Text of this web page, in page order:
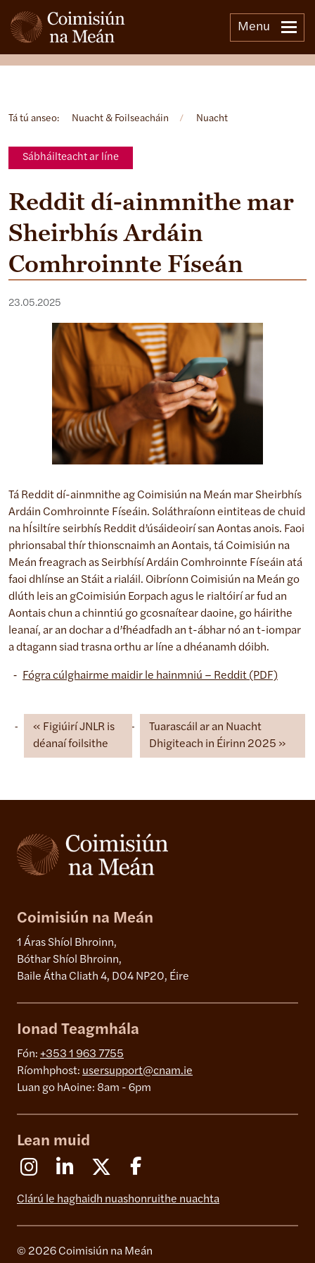
Menu
Tá tú anseo: Nuacht & Foilseacháin / Nuacht
Sábháilteacht ar líne
Reddit dí-ainmnithe mar
Sheirbhís Ardáin
Comhroinnte Físeán
23.05.2025
Tá Reddit dí-ainmnithe ag Coimisiún na Meán mar Sheirbhís
Ardáin Comhroinnte Físeáin. Soláthraíonn eintiteas de chuid
na hÍsiltíre seirbhís Reddit d’úsáideoirí san Aontas anois. Faoi
phrionsabal thír thionscnaimh an Aontais, tá Coimisiún na
Meán freagrach as Seirbhísí Ardáin Comhroinnte Físeáin atá
faoi dhlínse an Stáit a rialáil. Oibríonn Coimisiún na Meán go
dlúth leis an gCoimisiún Eorpach agus le rialtóirí ar fud an
Aontais chun a chinntiú go gcosnaítear daoine, go háirithe
leanaí, ar an dochar a d’fhéadfadh an t-ábhar nó an t-iompar
a dtagann siad trasna orthu ar líne a dhéanamh dóibh.
Fógra cúlghairme maidir le hainmniú – Reddit (PDF)
Figiúirí JNLR is
déanaí foilsithe
Tuarascáil ar an Nuacht
Dhigiteach in Éirinn 2025
Open side menu
Coimisiún na Meán
1 Áras Shíol Bhroinn,
Bóthar Shíol Bhroinn,
Baile Átha Cliath 4, D04 NP20, Éire
Ionad Teagmhála
Fón: +353 1 963 7755
Ríomhphost: usersupport@cnam.ie
Luan go hAoine: 8am - 6pm
Lean muid
InstagramLinkedin X (Formerly Twitter)
Clárú le haghaidh nuashonruithe nuachta
© 2026 Coimisiún na Meán